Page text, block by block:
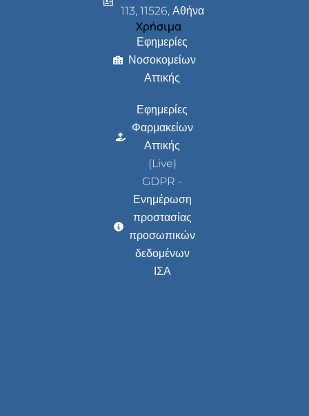
113, 11526, Αθήνα
Χρήσιμα
Εφημερίες
Νοσοκομείων
Αττικής
Εφημερίες
Φαρμακείων
Αττικής
(Live)
GDPR -
Ενημέρωση
προστασίας
προσωπικών
δεδομένων
ΙΣΑ